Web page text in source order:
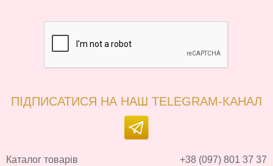
ПІДПИСАТИСЯ НА НАШ TELEGRAM-КАНАЛ
Каталог товарів +38 (097) 801 37 37